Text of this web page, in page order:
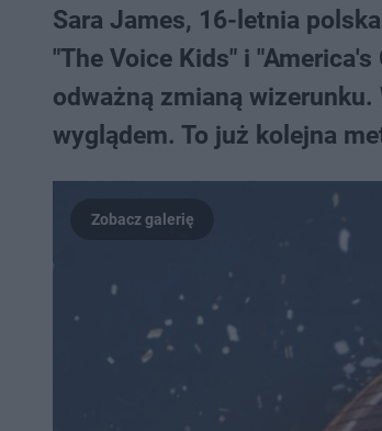
Sara James, 16-letnia
"The Voice Kids" i
odważną zmianą
wyglądem. To już kolejna